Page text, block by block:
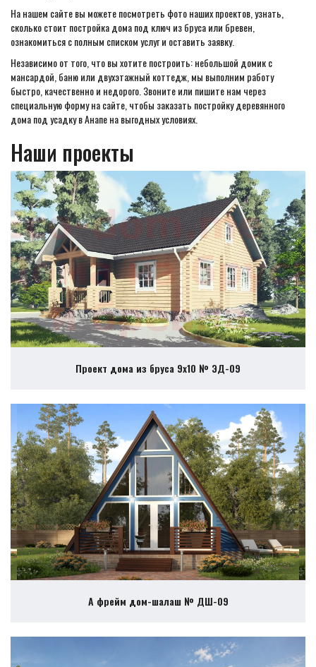
На нашем сайте вы можете посмотреть фото наших проектов, узнать,
сколько стоит постройка дома под ключ из бруса или бревен,
ознакомиться с полным списком услуг и оставить заявку.
Независимо от того, что вы хотите построить: небольшой домик с
мансардой, баню или двухэтажный коттедж, мы выполним работу
быстро, качественно и недорого. Звоните или пишите нам через
специальную форму на сайте, чтобы заказать постройку деревянного
дома под усадку в Анапе на выгодных условиях.
Наши проекты
Проект дома из бруса 9х10 № ЭД-09
А фрейм дом-шалаш № ДШ-09